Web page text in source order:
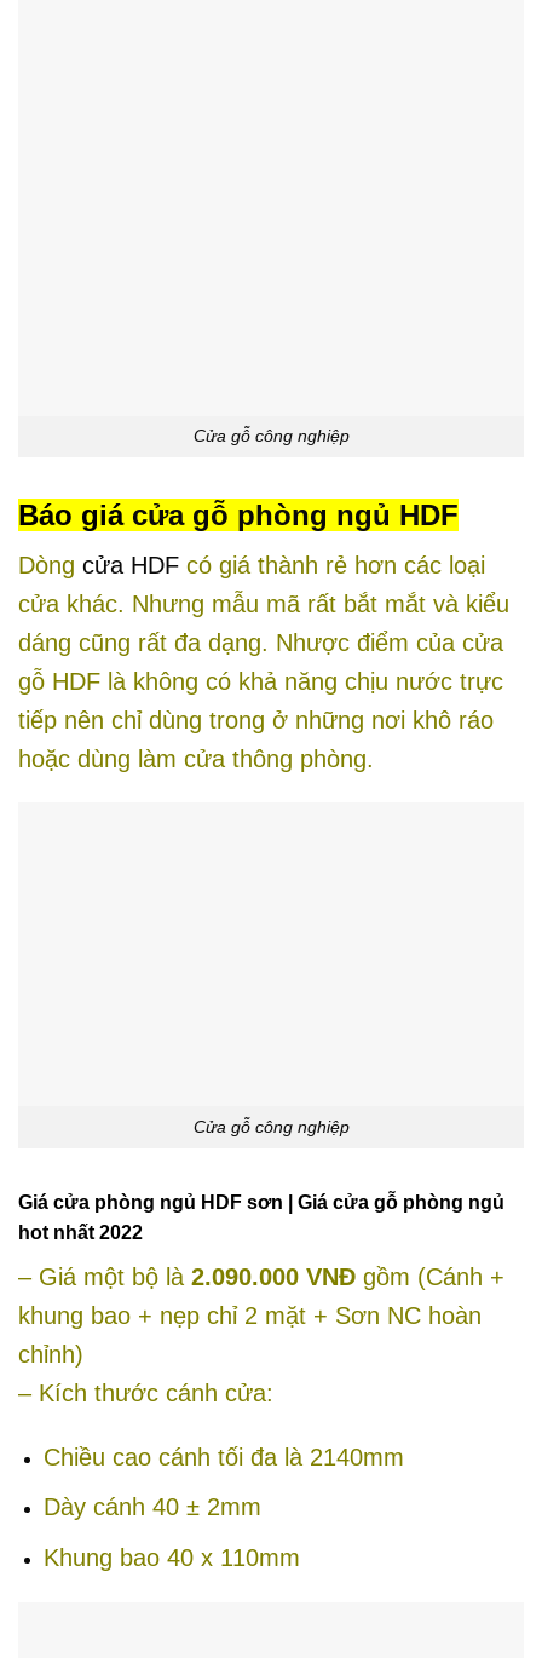
Cửa gỗ công nghiệp
Báo giá cửa gỗ phòng ngủ HDF
Dòng cửa HDF có giá thành rẻ hơn các loại
cửa khác. Nhưng mẫu mã rất bắt mắt và kiểu
dáng cũng rất đa dạng. Nhược điểm của cửa
gỗ HDF là không có khả năng chịu nước trực
tiếp nên chỉ dùng trong ở những nơi khô ráo
hoặc dùng làm cửa thông phòng.
Cửa gỗ công nghiệp
Giá cửa phòng ngủ HDF sơn | Giá cửa gỗ phòng ngủ
hot nhất 2022
– Giá một bộ là 2.090.000 VNĐ gồm (Cánh +
khung bao + nẹp chỉ 2 mặt + Sơn NC hoàn
chỉnh)
– Kích thước cánh cửa:
Chiều cao cánh tối đa là 2140mm
Dày cánh 40 ± 2mm
Khung bao 40 x 110mm